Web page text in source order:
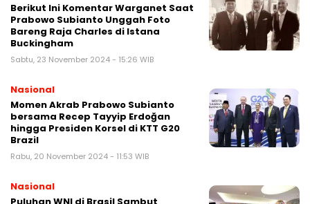
Berikut Ini Komentar Warganet Saat
Prabowo Subianto Unggah Foto
Bareng Raja Charles di Istana
Buckingham
Sabtu, 23 November 2024 - 15:26 WIB
Nasional
Momen Akrab Prabowo Subianto
bersama Recep Tayyip Erdoğan
hingga Presiden Korsel di KTT G20
Brazil
Rabu, 20 November 2024 - 11:53 WIB
Nasional